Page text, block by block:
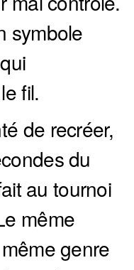
symbole
fil.
de recréer,
du
au tournoi
même
genre